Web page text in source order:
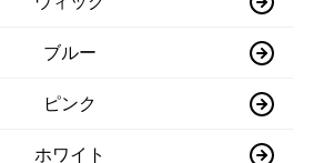
ブルー
ピンク
ホワイト